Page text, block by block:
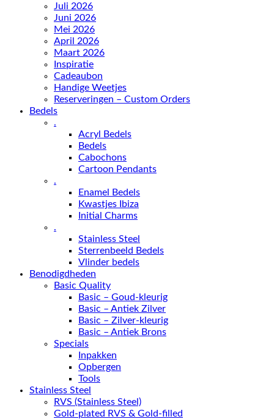
Juli 2026
Juni 2026
Mei 2026
April 2026
Maart 2026
Inspiratie
Cadeaubon
Handige Weetjes
Reserveringen – Custom Orders
Bedels
.
Acryl Bedels
Bedels
Cabochons
Cartoon Pendants
.
Enamel Bedels
Kwastjes Ibiza
Initial Charms
.
Stainless Steel
Sterrenbeeld Bedels
Vlinder bedels
Benodigdheden
Basic Quality
Basic – Goud-kleurig
Basic – Antiek Zilver
Basic – Zilver-kleurig
Basic – Antiek Brons
Specials
Inpakken
Opbergen
Tools
Stainless Steel
RVS (Stainless Steel)
Gold-plated RVS & Gold-filled